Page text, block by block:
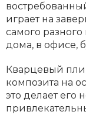
играет на
самого
дома, в офисе,
Кварцевый
композита на
это делает его